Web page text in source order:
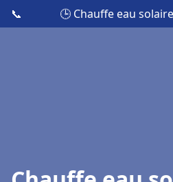
📞 🕒 Chauffe eau